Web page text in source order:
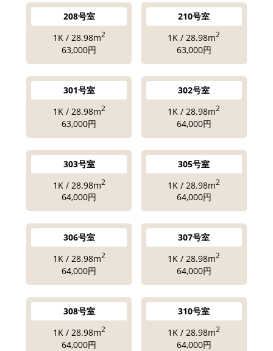
208号室
1K / 28.98m2
63,000円
210号室
1K / 28.98m2
63,000円
301号室
1K / 28.98m2
63,000円
302号室
1K / 28.98m2
64,000円
303号室
1K / 28.98m2
64,000円
305号室
1K / 28.98m2
64,000円
306号室
1K / 28.98m2
64,000円
307号室
1K / 28.98m2
64,000円
308号室
1K / 28.98m2
64,000円
310号室
1K / 28.98m2
64,000円